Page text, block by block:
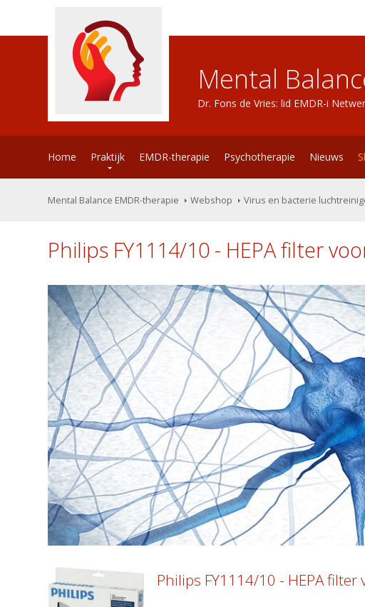
Mental
Dr. Fons de Vries: lid EMDR-i
Home Praktijk EMDR-therapie Psychotherapie Nieuws
Mental Balance EMDR-therapie Webshop Virus en bacterie
Philips FY1114/10 - HEPA filter
Philips FY1114/10 - HEPA